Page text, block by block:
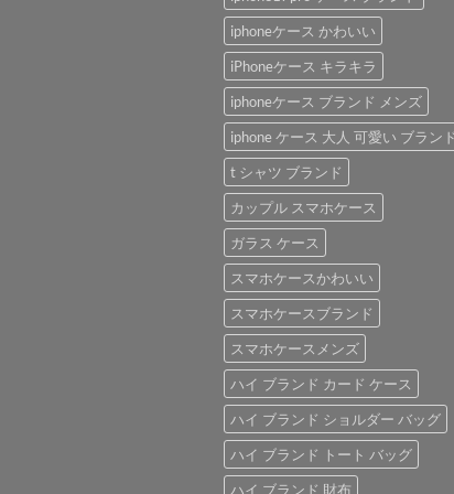
iphoneケース かわいい
iPhoneケース キラキラ
iphoneケース ブランド メンズ
iphone ケース 大人 可愛い ブラン
t シャツ ブランド
カップル スマホケース
ガラス ケース
スマホケースかわいい
スマホケースブランド
スマホケースメンズ
ハイ ブランド カード ケース
ハイ ブランド ショルダー バッグ
ハイ ブランド トート バッグ
ハイ ブランド 財布